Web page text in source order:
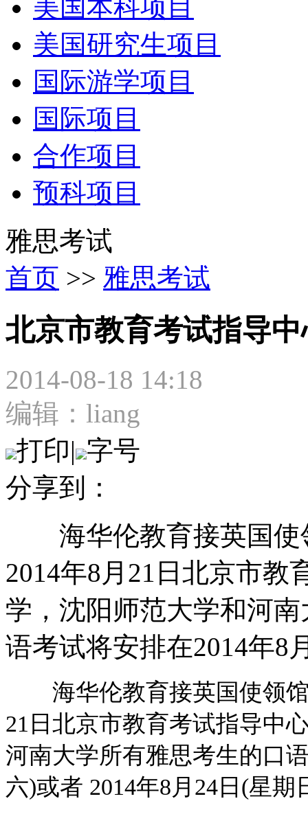
美国本科项目
美国研究生项目
国际游学项目
国际项目
合作项目
预科项目
雅思考试
首页 >> 雅思考试
北京市教育考试指导
2014-08-18 14:18
编辑：liang
打印| 字号
分享到：
海华伦教育接英国使
2014年8月21日北京市教
学，沈阳师范大学和河
语考试将安排在2014年8
海华伦教育接英国使领馆
21日北京市教育考试指导中
河南大学所有雅思考生的口
六)或者 2014年8月24日(星